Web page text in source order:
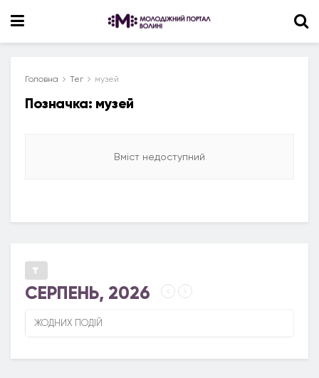
Головна Тег музей
Позначка: музей
Вміст недоступний
СЕРПЕНЬ, 2026
ЖОДНИХ ПОДІЙ